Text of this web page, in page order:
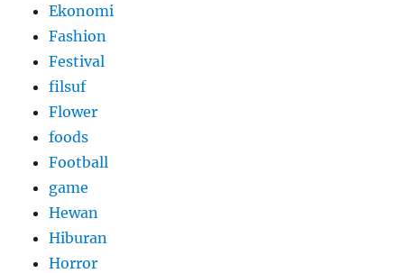
Ekonomi
Fashion
Festival
filsuf
Flower
foods
Football
game
Hewan
Hiburan
Horror